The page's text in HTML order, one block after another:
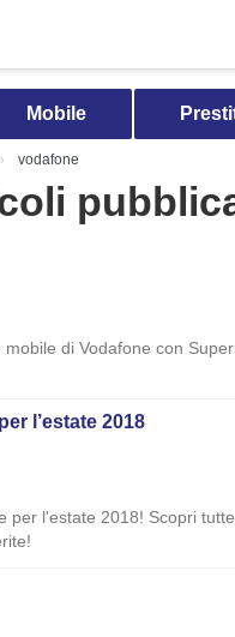
Mobile
vodafone
di Vodafone con
l’estate 2018
per l'estate 2018! Scopri